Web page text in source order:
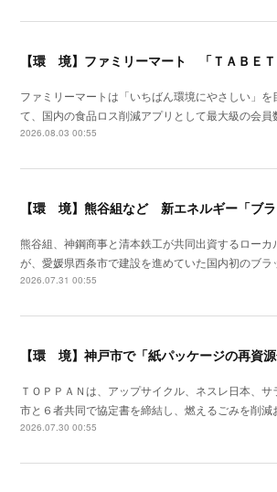
ファミリーマートは「いちばん環境にやさしい」を
て、国内の食品ロス削減アプリとして最大級の会
2026.08.03 00:55
熊谷組、神鋼商事と清本鉄工が共同出資するローカ
が、愛媛県西条市で建設を進めていた国内初のブ
2026.07.31 00:55
ＴＯＰＰＡＮは、アップサイクル、ネスレ日本、
市と６者共同で協定書を締結し、燃えるごみを削
2026.07.30 00:55